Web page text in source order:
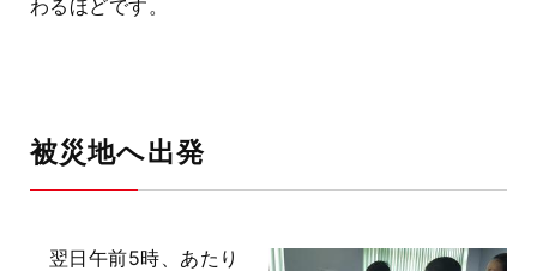
わるほどです。
被災地へ出発
翌日午前5時、あたり